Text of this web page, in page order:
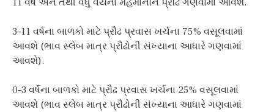
11 વર્ષ અને તેથી વધુ વયના મહેમાનોને પ્રૌઢ ગણવામાં આવશે.
3–11 વર્ષના બાળકો માટે પ્રૌઢ પ્રવાસ ખર્ચના 75% વસૂલવામાં
આવશે (ભાવ સ્લેબ માત્ર પ્રૌઢોની સંખ્યાના આધારે ગણવામાં
આવશે).
0–3 વર્ષના બાળકો માટે પ્રૌઢ પ્રવાસ ખર્ચના 25% વસૂલવામાં
આવશે (ભાવ સ્લેબ માત્ર પ્રૌઢોની સંખ્યાના આધારે ગણવામાં